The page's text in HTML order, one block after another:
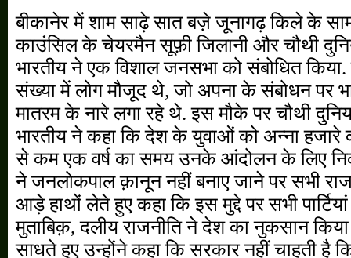
बीकानेर में शाम साढ़े सात बज़े जूनागढ़ किले के
काउंसिल के चेयरमैन सूफ़ी जिलानी और चौथी
भारतीय ने एक विशाल जनसभा को संबोधित
संख्या में लोग मौजूद थे, जो अपना के संबोधन पर
मातरम के नारे लगा रहे थे. इस मौके पर चौथी
भारतीय ने कहा कि देश के युवाओं को अन्ना हजारे
से कम एक वर्ष का समय उनके आंदोलन के लिए
ने जनलोकपाल क़ानून नहीं बनाए जाने पर सभी
आड़े हाथों लेते हुए कहा कि इस मुद्दे पर सभी
मुताबिक़, दलीय राजनीति ने देश का नुकसान
साधते हुए उन्होंने कहा कि सरकार नहीं चाहती है